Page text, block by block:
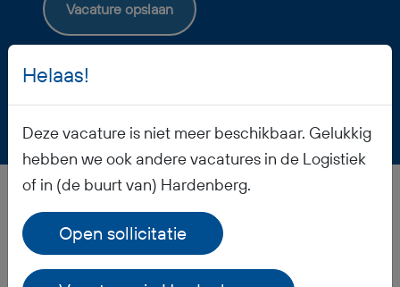
Vacature opslaan
Veelgestelde vragen
Helaas!
Deze vacature is niet meer beschikbaar. Gelukkig
hebben we ook andere vacatures in de Logistiek
of in (de buurt van) Hardenberg.
Open sollicitatie